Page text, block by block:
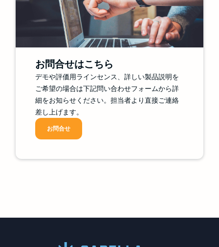
お問合せはこちら
デモや評価用ラインセンス、詳しい製品説明を
ご希望の場合は下記問い合わせフォームから詳
細をお知らせください。担当者より直接ご連絡
差し上げます。
お問合せ